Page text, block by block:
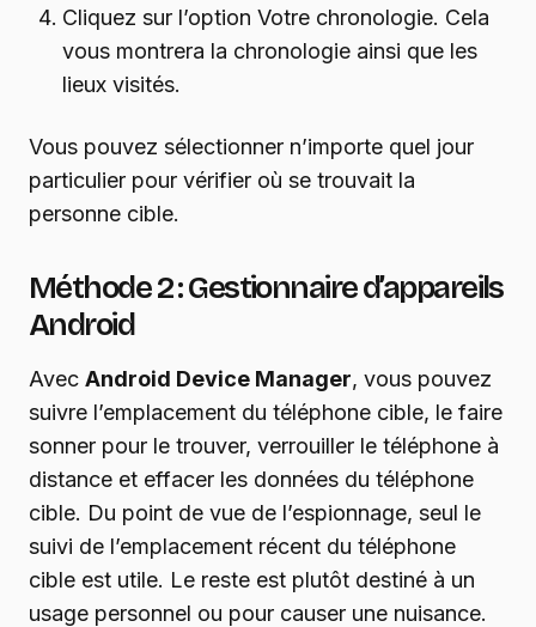
Cliquez sur l’option Votre chronologie. Cela
vous montrera la chronologie ainsi que les
lieux visités.
Vous pouvez sélectionner n’importe quel jour
particulier pour vérifier où se trouvait la
personne cible.
Méthode 2 : Gestionnaire d’appareils
Android
Avec Android Device Manager, vous pouvez
suivre l’emplacement du téléphone cible, le faire
sonner pour le trouver, verrouiller le téléphone à
distance et effacer les données du téléphone
cible. Du point de vue de l’espionnage, seul le
suivi de l’emplacement récent du téléphone
cible est utile. Le reste est plutôt destiné à un
usage personnel ou pour causer une nuisance.